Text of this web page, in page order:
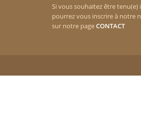
Si vous souhaitez être
pourrez vous inscrire à notre
sur notre pageCONTACT